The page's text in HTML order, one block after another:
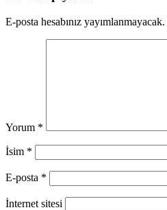
E-posta hesabınız yayımlanmayacak.
Yorum *
İsim *
E-posta *
İnternet sitesi